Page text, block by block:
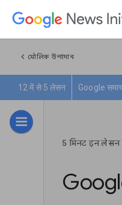
chevron_left মৌলিক উপাদান
12 में से 5 लेसन Google
5 मिनट इन लेसन